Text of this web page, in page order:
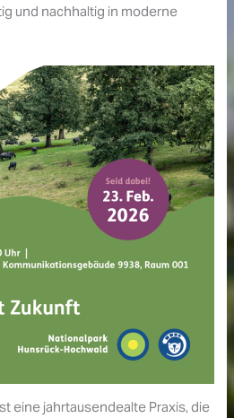
und nachhaltig in moderne
eine jahrtausendealte Praxis, die